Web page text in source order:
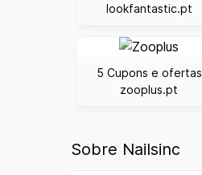
lookfantastic.pt
5 Cupons e ofertas
zooplus.pt
Sobre Nailsinc